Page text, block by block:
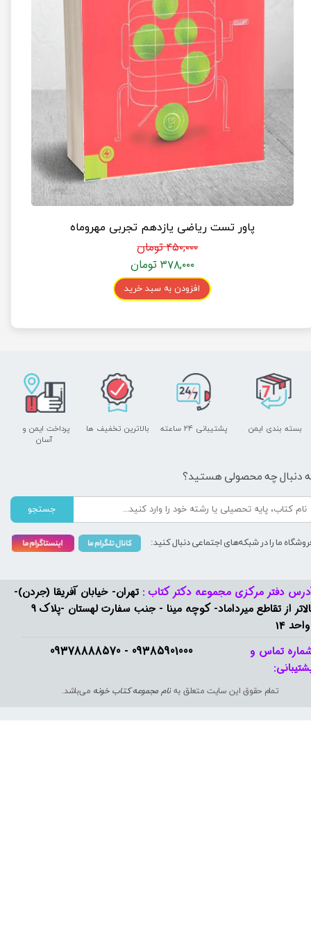
پاور تست ریاضی یازدهم تجربی مهروماه
۴۵۰,۰۰۰ تومان
۳۷۸,۰۰۰ تومان
افزودن به سبد خرید
09385901000 - 09378888570​​​​​​​
دفتر مرکزی مجموعه دکتر کتاب : تهران- خیابان آفریقا (جردن)-
بالاتر از تقاطع میرداماد- کوچه مینا - جنب سفارت لهستان -پلاک 9
14
تمام حقوق این سایت متعلق بهنام مجموعه کتاب خونه می‌باشد.
تماس و
پشتیبانی ۲۴ ساعته
پرداخت ایمن و ​​​​​​​
آسان
بسته بندی ایمن بالاترین تخفیف ها
دنبال چه محصولی هستید؟
جستجو
ما را در شبکه‌های اجتماعی دنبال کنید: